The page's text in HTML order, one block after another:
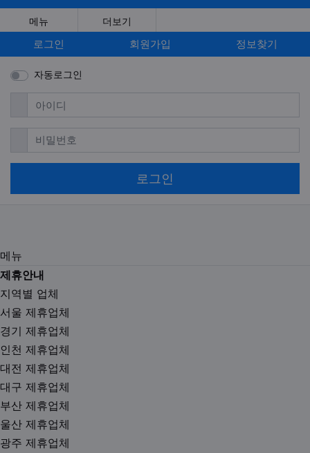
메뉴 더보기
로그인 회원가입 정보찾기
자동로그인
아이디필수
비밀번호필수
로그인
메뉴
제휴안내
지역별 업체
서울 제휴업체
경기 제휴업체
인천 제휴업체
대전 제휴업체
대구 제휴업체
부산 제휴업체
울산 제휴업체
광주 제휴업체